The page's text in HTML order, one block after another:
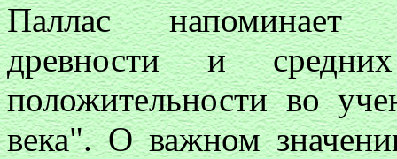
Паллас напоминает
древности и
положительности во
века". О важном